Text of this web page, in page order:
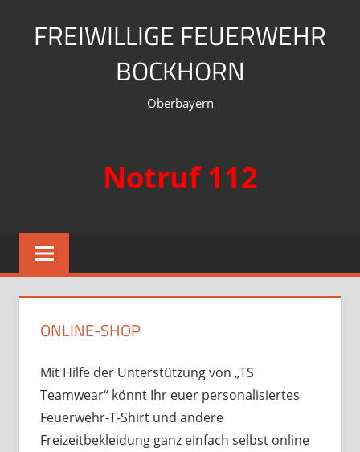
FREIWILLIGE FEUERWEHR
BOCKHORN
Oberbayern
Notruf 112
ONLINE-SHOP
Mit Hilfe der Unterstützung von „TS
Teamwear“ könnt Ihr euer personalisiertes
Feuerwehr-T-Shirt und andere
Freizeitbekleidung ganz einfach selbst online